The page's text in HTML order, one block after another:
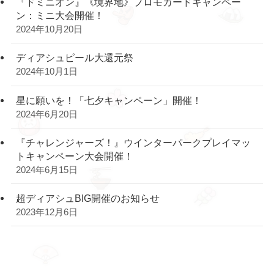
ン：ミニ大会開催！
2024年10月20日
ディアシュピール大還元祭
2024年10月1日
星に願いを！「七夕キャンペーン」開催！
2024年6月20日
『チャレンジャーズ！』ウインターパークプレイマッ
トキャンペーン大会開催！
2024年6月15日
超ディアシュBIG開催のお知らせ
2023年12月6日